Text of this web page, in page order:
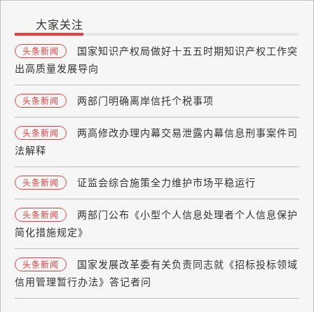
大家关注
头条新闻
国家知识产权局做好十五五时期知识产权工作突
出高质量发展导向
头条新闻 两部门明确离岸信托个税事项
头条新闻
两高修改办理内幕交易泄露内幕信息刑事案件司
法解释
头条新闻 证监会综合施策全力维护市场平稳运行
头条新闻
两部门公布《小型个人信息处理者个人信息保护
简化措施规定》
头条新闻
国家发展改革委有关负责同志就《招标投标领域
信用管理暂行办法》答记者问